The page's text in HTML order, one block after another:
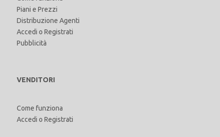
Piani e Prezzi
Distribuzione Agenti
Accedi o Registrati
Pubblicità
VENDITORI
Come funziona
Accedi o Registrati